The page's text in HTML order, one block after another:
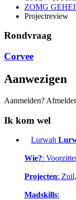
ZOMG
Projectreview
Rondvraag
Corvee
Aanwezigen
Aanmelden?
Ik kom wel
Lurwah
Wie?:
Projecten:
Madskills: